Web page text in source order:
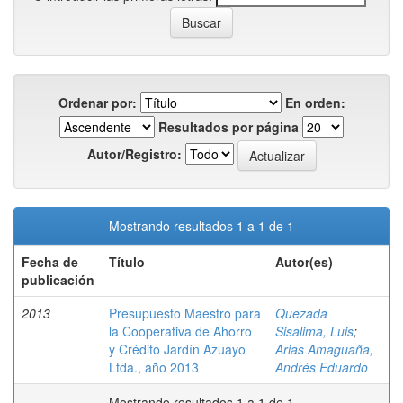
Ordenar por:
En orden:
Resultados por página
Autor/Registro:
Mostrando resultados 1 a 1 de 1
Fecha de
publicación
Título Autor(es)
2013
Presupuesto Maestro para
la Cooperativa de Ahorro
y Crédito Jardín Azuayo
Ltda., año 2013
Quezada
Sisalima, Luis;
Arias Amaguaña,
Andrés Eduardo